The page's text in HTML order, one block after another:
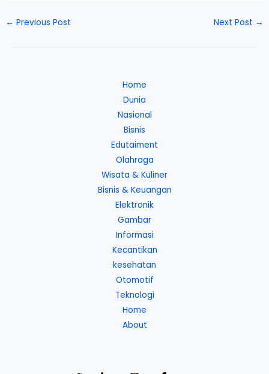
← Previous Post Next Post →
Home
Dunia
Nasional
Bisnis
Edutaiment
Olahraga
Wisata & Kuliner
Bisnis & Keuangan
Elektronik
Gambar
Informasi
Kecantikan
kesehatan
Otomotif
Teknologi
Home
About